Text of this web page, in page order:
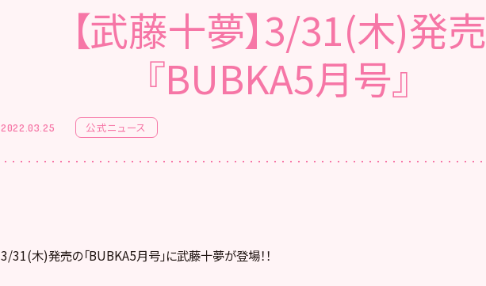
【武藤十夢】3/31(木)発売
『BUBKA5月号』
2022.03.25 公式ニュース
3/31(木)発売の「BUBKA5月号」に武藤十夢が登場！！